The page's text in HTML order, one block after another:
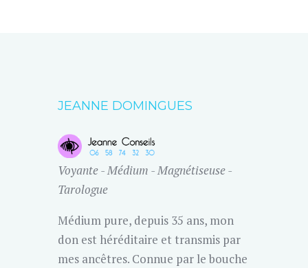
JEANNE DOMINGUES
Voyante - Médium - Magnétiseuse -
Tarologue
Médium pure, depuis 35 ans, mon
don est héréditaire et transmis par
mes ancêtres. Connue par le bouche